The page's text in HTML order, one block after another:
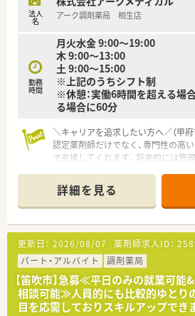
法人
名 アーク調剤薬局 相生店
勤務
時間
月火水金 9:00～19:00
木 9:00～13:00
土 9:00～15:00
※上記のうちシフト制
※休憩：実働6時間を超える場
る場合に60分
＼キャリアを追求したい方へ／（甲
認定薬剤師だけでなく、専門性の高
で支援してくれます。将来的には管
＊------------------------------------------＊
【店舗情報と応需状況について】
■甲府駅から車で約7分の場所に位置
インに1日平均60枚から70枚の処方
■眼科処方に強みを持っているため
知識を深めたい薬剤師の方にとって
です。
■近隣の医療機関との関係性も非常に
もスムーズに行えるため、日々の業
す。
詳細を見る
更新日： 2026/08/07 薬剤師求人ID：
パート・アルバイト
調剤薬局
【笛吹市】急募≪平日のみの就業可能
相談可能≫人員的にも比較的ゆとり
目を応需しておりスキルアップでき